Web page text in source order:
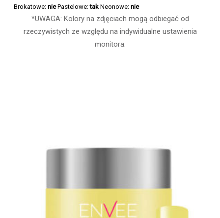
Brokatowe: nie Pastelowe:tak Neonowe: nie
*UWAGA: Kolory na zdjęciach mogą odbiegać od
rzeczywistych ze względu na indywidualne ustawienia
monitora.